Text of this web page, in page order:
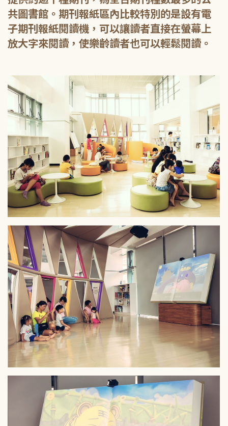
共圖書館。期刊報紙區內比較特別的是設有電
子期刊報紙閱讀機，可以讓讀者直接在螢幕上
放大字來閱讀，使樂齡讀者也可以輕鬆閱讀。